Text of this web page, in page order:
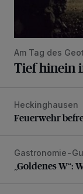
Am Tag des
Tief hinein
Feuerwehr
Heckinghausen
Feuerwehr
„Goldenes W“:
Gastronomie-
„Goldenes W“: